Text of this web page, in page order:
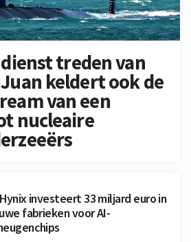
treden van
Juan keldert ook de
van een
nucleaire
investeert 33 miljard euro in
fabrieken voor AI-